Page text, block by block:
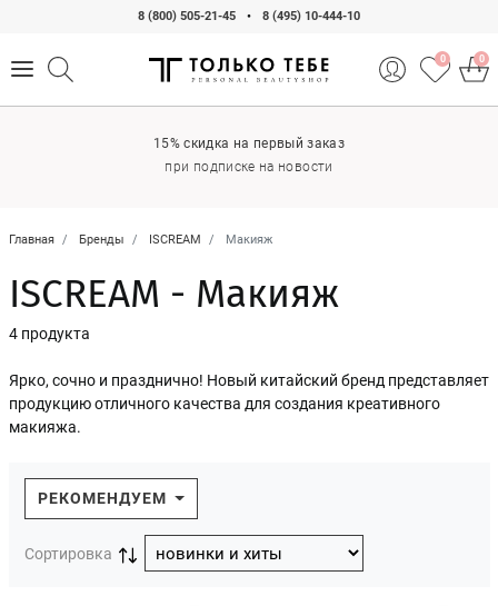
8 (800) 505-21-45 • 8 (495) 10-444-10
0 0
15% скидка на первый заказ
при подписке на новости
Главная Бренды ISCREAM Макияж
ISCREAM - Макияж
4 продукта
Ярко, сочно и празднично! Новый китайский бренд представляет
продукцию отличного качества для создания креативного
макияжа.
РЕКОМЕНДУЕМ
Сортировка